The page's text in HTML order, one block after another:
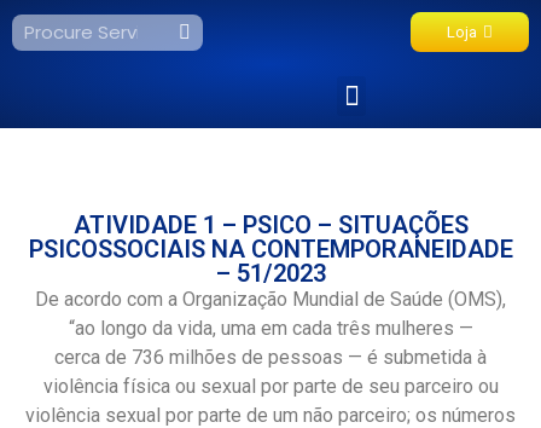
Loja
ATIVIDADE 1 – PSICO – SITUAÇÕES
PSICOSSOCIAIS NA CONTEMPORANEIDADE
– 51/2023
De acordo com a Organização Mundial de Saúde (OMS),
“ao longo da vida, uma em cada três mulheres —
cerca de 736 milhões de pessoas — é submetida à
violência física ou sexual por parte de seu parceiro ou
violência sexual por parte de um não parceiro; os números